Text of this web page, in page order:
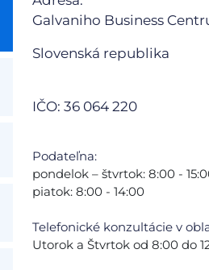
Galvaniho Business
Slovenská republika
IČO: 36 064 220
Podateľna:
pondelok – štvrtok: 8:00 -
piatok: 8:00 - 14:00
Telefonické konzultácie v
Utorok a Štvrtok od 8:00 do